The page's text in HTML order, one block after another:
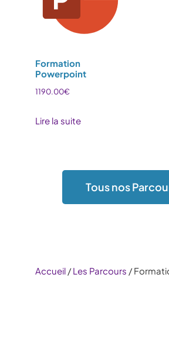
Formation
Powerpoint
1190.00€
Lire la suite
Tous nos
Accueil /Les Parcours /